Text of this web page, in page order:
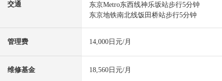
交通
东京Metro东西线神乐坂站步行5分钟
东京地铁南北线饭田桥站步行5分钟
管理费 14,000日元/月
维修基金 18,560日元/月